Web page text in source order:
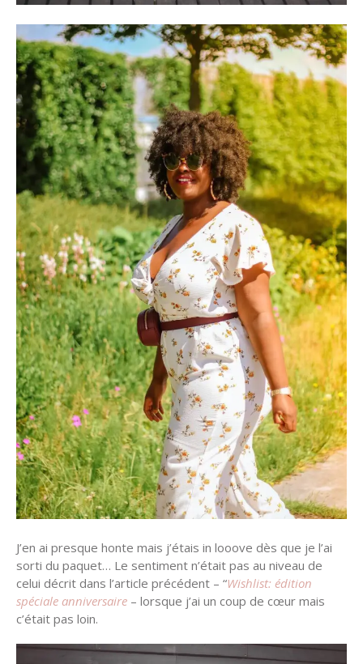
J’en ai presque honte mais j’étais in looove dès que je l’ai
sorti du paquet… Le sentiment n’était pas au niveau de
celui décrit dans l’article précédent – “Wishlist: édition
spéciale anniversaire – lorsque j’ai un coup de cœur mais
c’était pas loin.